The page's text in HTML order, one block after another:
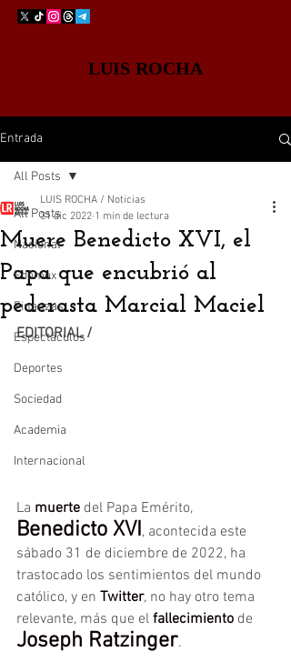
LUIS ROCHA
Entrada
All Posts
Nacional
Edomex
Finanzas
Espectáculos
Deportes
Sociedad
Academia
Internacional
All Posts
Muere Benedicto XVI, el
Papa que encubrió al
pederasta Marcial Maciel
LUIS ROCHA / Noticias
31 dic 2022 1 min de lectura
EDITORIAL /
La muerte del Papa Emérito,
Benedicto XVI, acontecida este
sábado 31 de diciembre de 2022, ha
trastocado los sentimientos del mundo
católico, y en Twitter, no hay otro tema
relevante, más que el fallecimiento de
Joseph Ratzinger.